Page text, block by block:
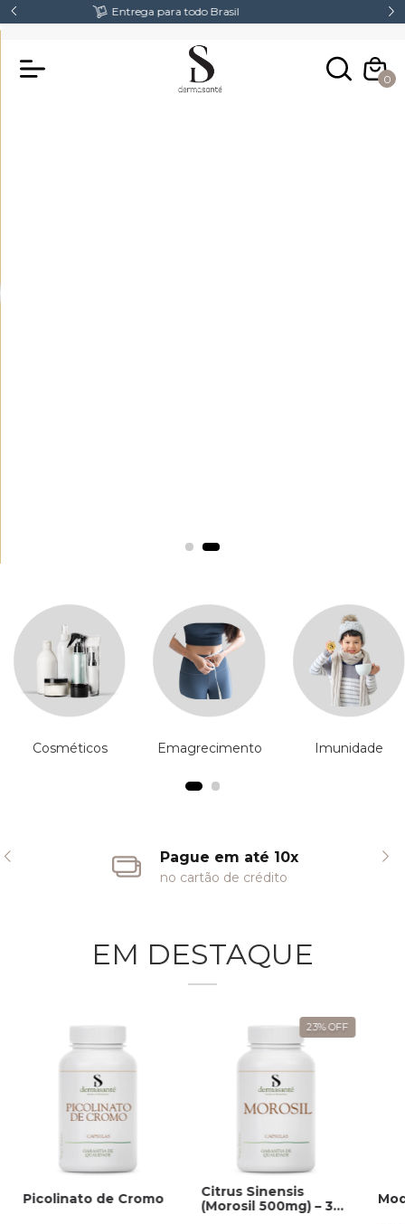
Fretes Gratis acima de R$300,00
0
Cosméticos Emagrecimento Imunidade
Pague em até 10x
no cartão de crédito
EM DESTAQUE
Picolinato de Cromo
23%OFF
Citrus Sinensis
(Morosil 500mg) – 30